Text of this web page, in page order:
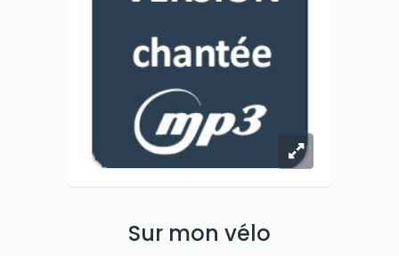
Sur mon vélo
Joo casino if you really want to win a huge
amount on your credits!